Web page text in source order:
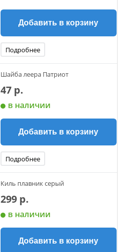
Добавить в корзину
Подробнее
Шайба леера Патриот
47 р.
в наличии
Добавить в корзину
Подробнее
Киль плавник серый
299 р.
в наличии
Добавить в корзину